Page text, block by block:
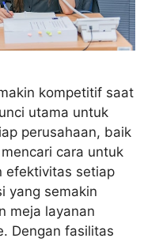
kompetitif saat
utama untuk
perusahaan, baik
cara untuk
efektivitas setiap
yang semakin
meja layanan
Dengan fasilitas